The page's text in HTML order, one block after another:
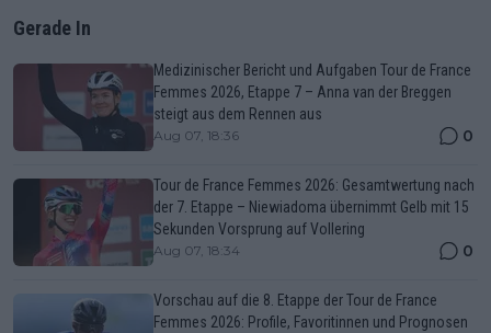
Gerade In
Medizinischer Bericht und Aufgaben Tour de France
Femmes 2026, Etappe 7 – Anna van der Breggen
steigt aus dem Rennen aus
Aug 07, 18:36 0
Tour de France Femmes 2026: Gesamtwertung nach
der 7. Etappe – Niewiadoma übernimmt Gelb mit 15
Sekunden Vorsprung auf Vollering
Aug 07, 18:34 0
Vorschau auf die 8. Etappe der Tour de France
Femmes 2026: Profile, Favoritinnen und Prognosen